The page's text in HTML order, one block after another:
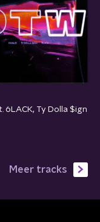
6LACK, Ty Dolla $ign
Meer tracks